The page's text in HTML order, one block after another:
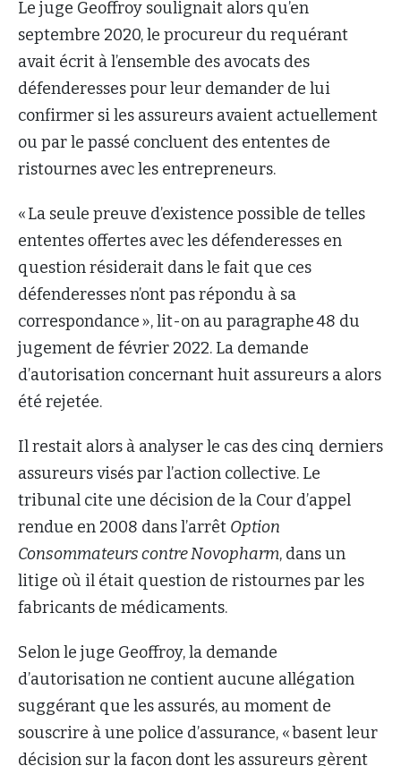
Le juge Geoffroy soulignait alors qu’en
septembre 2020, le procureur du requérant
avait écrit à l’ensemble des avocats des
défenderesses pour leur demander de lui
confirmer si les assureurs avaient actuellement
ou par le passé concluent des ententes de
ristournes avec les entrepreneurs.
« La seule preuve d’existence possible de telles
ententes offertes avec les défenderesses en
question résiderait dans le fait que ces
défenderesses n’ont pas répondu à sa
correspondance », lit-on au paragraphe 48 du
jugement de février 2022. La demande
d’autorisation concernant huit assureurs a alors
été rejetée.
Il restait alors à analyser le cas des cinq derniers
assureurs visés par l’action collective. Le
tribunal cite une décision de la Cour d’appel
rendue en 2008 dans l’arrêt Option
Consommateurs contre Novopharm, dans un
litige où il était question de ristournes par les
fabricants de médicaments.
Selon le juge Geoffroy, la demande
d’autorisation ne contient aucune allégation
suggérant que les assurés, au moment de
souscrire à une police d’assurance, « basent leur
décision sur la façon dont les assureurs gèrent